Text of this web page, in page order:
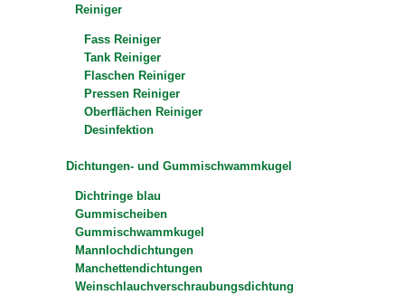
Reiniger
Fass Reiniger
Tank Reiniger
Flaschen Reiniger
Pressen Reiniger
Oberflächen Reiniger
Desinfektion
Dichtungen- und Gummischwammkugel
Dichtringe blau
Gummischeiben
Gummischwammkugel
Mannlochdichtungen
Manchettendichtungen
Weinschlauchverschraubungsdichtung